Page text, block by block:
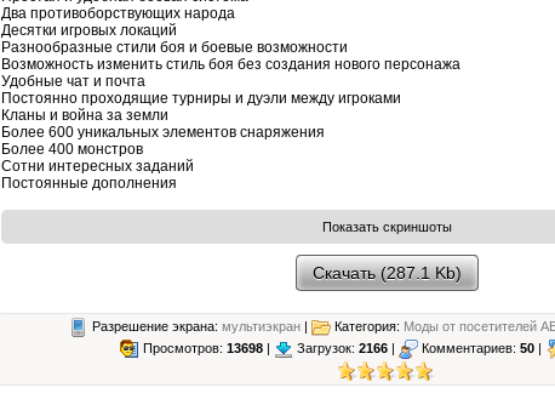
Два противоборствующих народа
Десятки игровых локаций
Разнообразные стили боя и боевые возможности
Возможность изменить стиль боя без создания нового персонажа
Удобные чат и почта
Постоянно проходящие турниры и дуэли между игроками
Кланы и война за земли
Более 600 уникальных элементов снаряжения
Более 400 монстров
Сотни интересных заданий
Постоянные дополнения
Скачать (287.1 Kb)
Разрешение экрана: мультиэкран | Категория: Моды от посетителей
Просмотров: 13698 | Загрузок: 2166 | Комментариев: 50 |